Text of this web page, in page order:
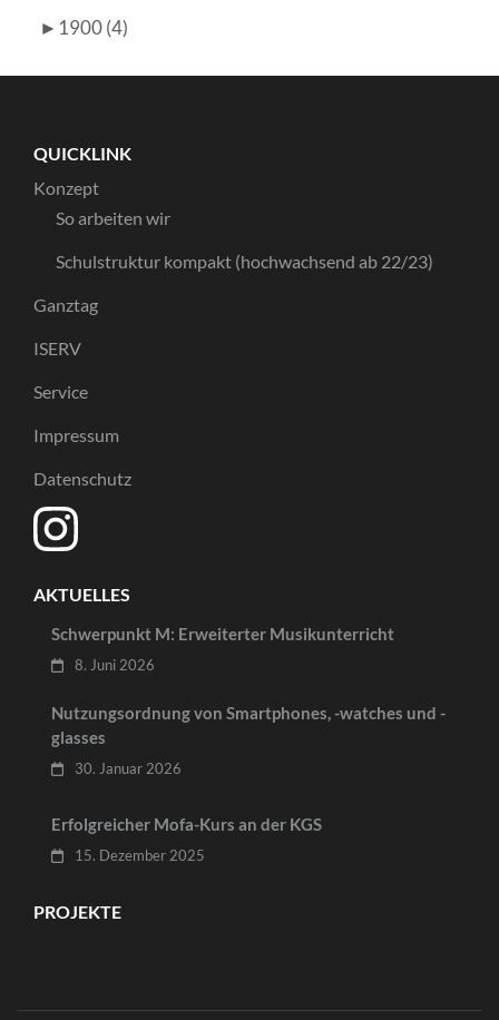
► 1900 (4)
QUICKLINK
Konzept
So arbeiten wir
Schulstruktur kompakt (hochwachsend ab 22/23)
Ganztag
ISERV
Service
Impressum
Datenschutz
AKTUELLES
Schwerpunkt M: Erweiterter Musikunterricht
8. Juni 2026
Nutzungsordnung von Smartphones, -watches und -
glasses
30. Januar 2026
Erfolgreicher Mofa-Kurs an der KGS
15. Dezember 2025
PROJEKTE